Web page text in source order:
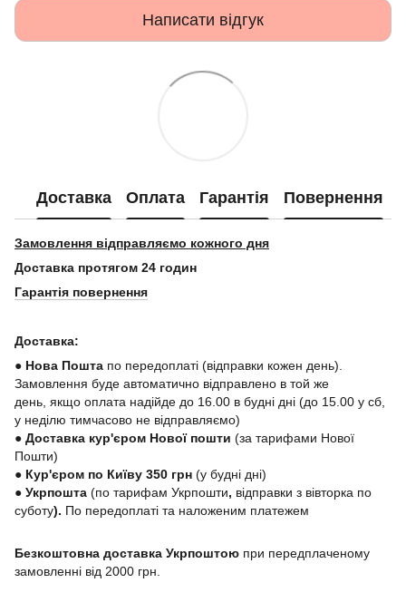
Написати відгук
Доставка Оплата Гарантія Повернення
Замовлення відправляємо кожного дня
Доставка протягом 24 годин
Гарантія повернення
Доставка:
● Нова Пошта по передоплаті (відправки кожен день).
Замовлення буде автоматично відправлено в той же
день, якщо оплата надійде до 16.00 в будні дні (до 15.00 у сб,
у неділю тимчасово не відправляємо)
● Доставка кур'єром Нової пошти (за тарифами Нової
Пошти)
● Кур'єром по Київу 350 грн (у будні дні)
● Укрпошта (по тарифам Укрпошти, відправки з вівторка по
суботу). По передоплаті та наложеним платежем
Безкоштовна доставка Укрпоштою при передплаченому
замовленні від 2000 грн.